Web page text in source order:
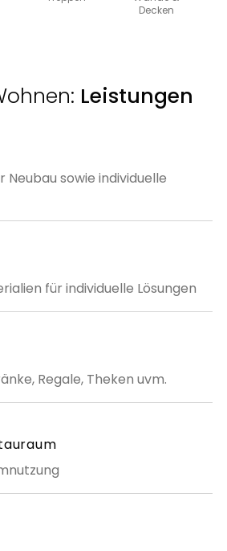
Decken
Leistungen
sowie individuelle
für individuelle Lösungen
Regale, Theken uvm.